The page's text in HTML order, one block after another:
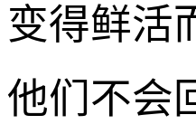
变得鲜活
他们不会